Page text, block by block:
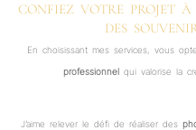
CONFIEZ VOTRE PROJET
DES
En choisissant mes services, vous
professionnelqui valorise la
J’aime relever le défi de réaliser des